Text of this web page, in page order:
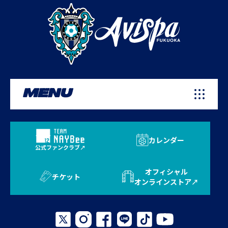
MENU
公式ファンクラブ
カレンダー
チケット
オフィシャル
オンラインストア